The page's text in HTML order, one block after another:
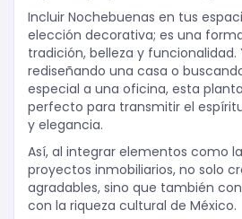
Incluir Nochebuenas en tus
elección decorativa; es una
tradición, belleza y funcionalidad.
rediseñando una casa o
especial a una oficina, esta
perfecto para transmitir el
y elegancia.
Así, al integrar elementos como
proyectos inmobiliarios, no solo
agradables, sino que también
con la riqueza cultural de México.